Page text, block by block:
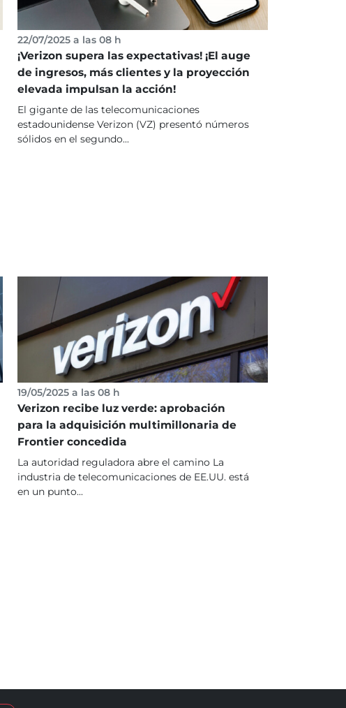
22/07/2025 a las 08 h
¡Verizon supera las expectativas! ¡El auge
de ingresos, más clientes y la proyección
elevada impulsan la acción!
El gigante de las telecomunicaciones
estadounidense Verizon (VZ) presentó números
sólidos en el segundo...
19/05/2025 a las 08 h
Verizon recibe luz verde: aprobación
para la adquisición multimillonaria de
Frontier concedida
La autoridad reguladora abre el camino La
industria de telecomunicaciones de EE.UU. está
en un punto...